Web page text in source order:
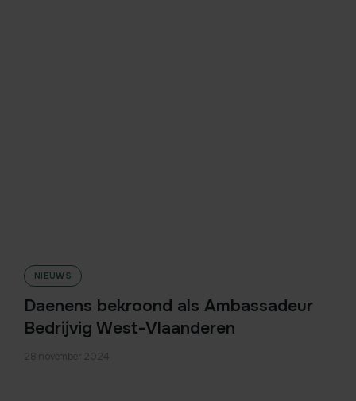
NIEUWS
Daenens bekroond als Ambassadeur
Bedrijvig West-Vlaanderen
28 november 2024